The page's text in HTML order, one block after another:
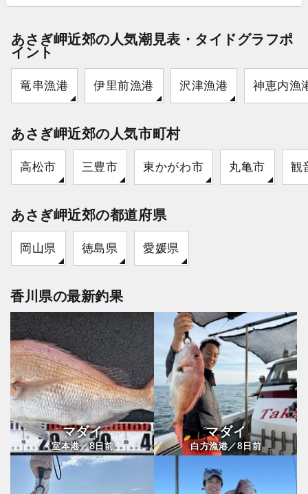
あさぎ岬近郊の人気潮見表・タイドグラフポ
イント
竜串漁港 伊里前漁港 沢津漁港 神恵内漁
あさぎ岬近郊の人気市町村
高松市 三豊市 東かがわ市 丸亀市 観
あさぎ岬近郊の都道府県
岡山県 徳島県 愛媛県
香川県の最新釣果
マダイ
室本港／8日前
マダイ
白方漁港／8 日前